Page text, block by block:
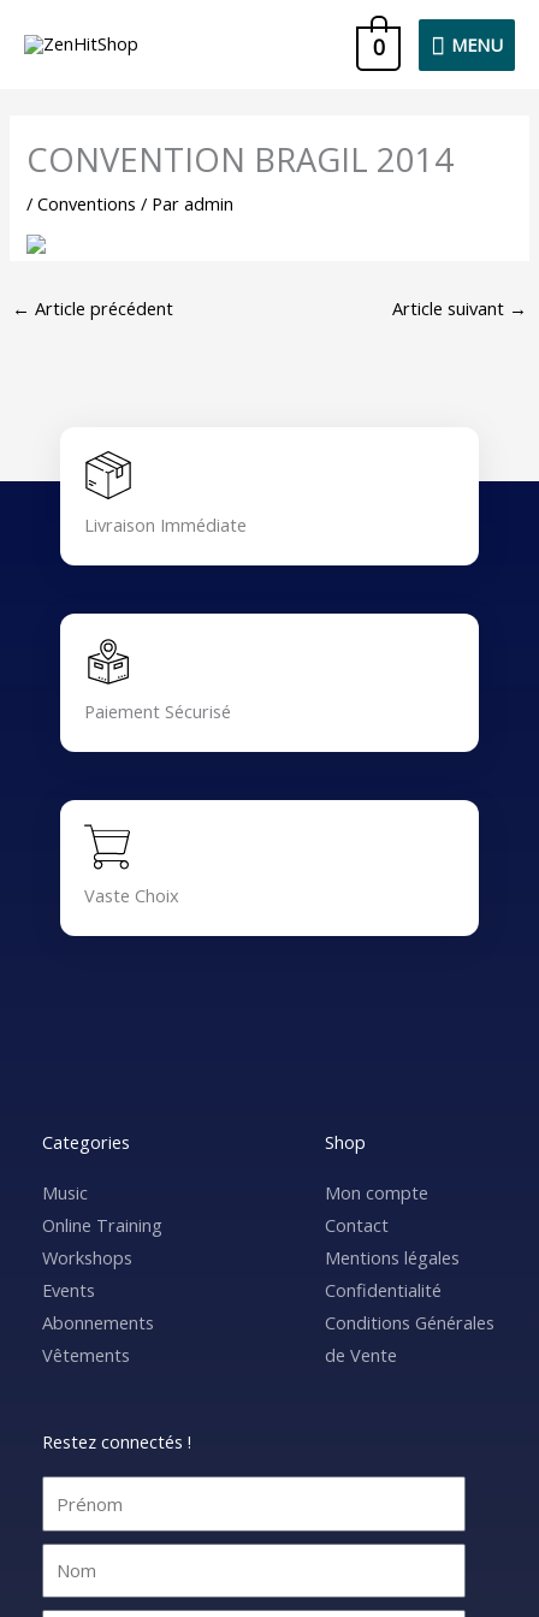
MENU
MENU
0
CONVENTION BRAGIL 2014
/Conventions / Paradmin
← Article précédent Article suivant →
Livraison Immédiate
Paiement Sécurisé
Vaste Choix
Categories
Music
Online Training
Workshops
Events
Abonnements
Vêtements
Shop
Mon compte
Contact
Mentions légales
Confidentialité
Conditions Générales
de Vente
Restez connectés !